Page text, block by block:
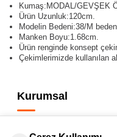
Kumaş:MODAL/GEVŞEK
Ürün Uzunluk:120cm.
Modelin Bedeni:38/M beden.
Manken Boyu:1.68cm.
Ürün renginde konsept
Çekimlerimizde kullanılan
Kurumsal